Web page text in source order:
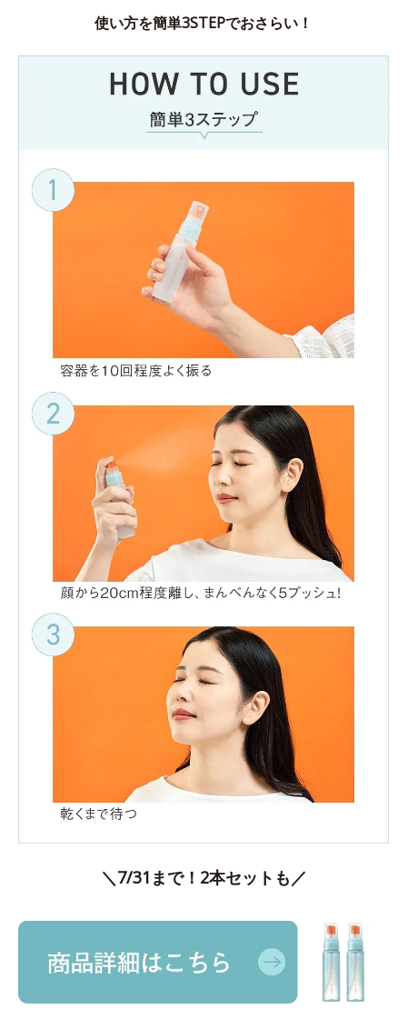
使い方を簡単3STEPでおさらい！
＼7/31まで！2本セットも／